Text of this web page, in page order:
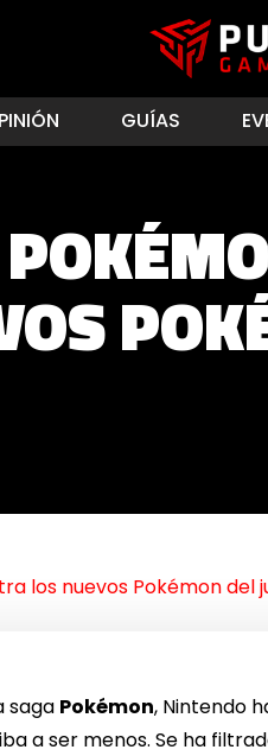
GUÍAS
los nuevos Pokémon del
saga Pokémon, Nintendo
a ser menos. Se ha